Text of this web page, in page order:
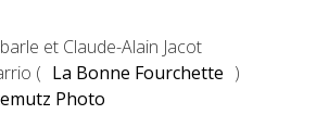
et Claude-Alain Jacot
( La Bonne Fourchette )
Photo